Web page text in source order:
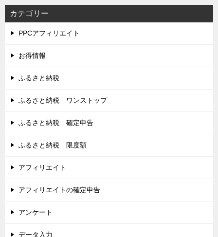
カテゴリー
PPCアフィリエイト
お得情報
ふるさと納税
ふるさと納税 ワンストップ
ふるさと納税 確定申告
ふるさと納税 限度額
アフィリエイト
アフィリエイトの確定申告
アンケート
データ入力